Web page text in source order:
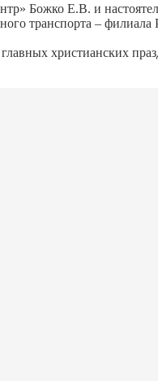
Божко Е.В. и
транспорта –
христианских